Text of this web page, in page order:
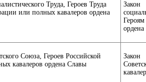
Труда, Героев Труда
или полных кавалеров ордена
Союза, Героев Российской
кавалеров ордена Славы